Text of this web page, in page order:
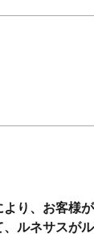
り、お客様
ルネサスが